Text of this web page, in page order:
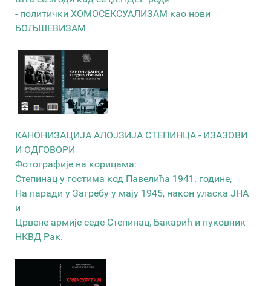
- политички ХОМОСЕКСУАЛИЗАМ као нови
БОЉШЕВИЗАМ
КАНОНИЗАЦИЈА АЛОЈЗИЈА СТЕПИНЦА - ИЗАЗОВИ
И ОДГОВОРИ
Фотографије на корицама:
Степинац у гостима код Павелића 1941. године,
На паради у Загребу у мају 1945, након уласка ЈНА
и
Црвене армије седе Степинац, Бакарић и пуковник
НКВД Рак.